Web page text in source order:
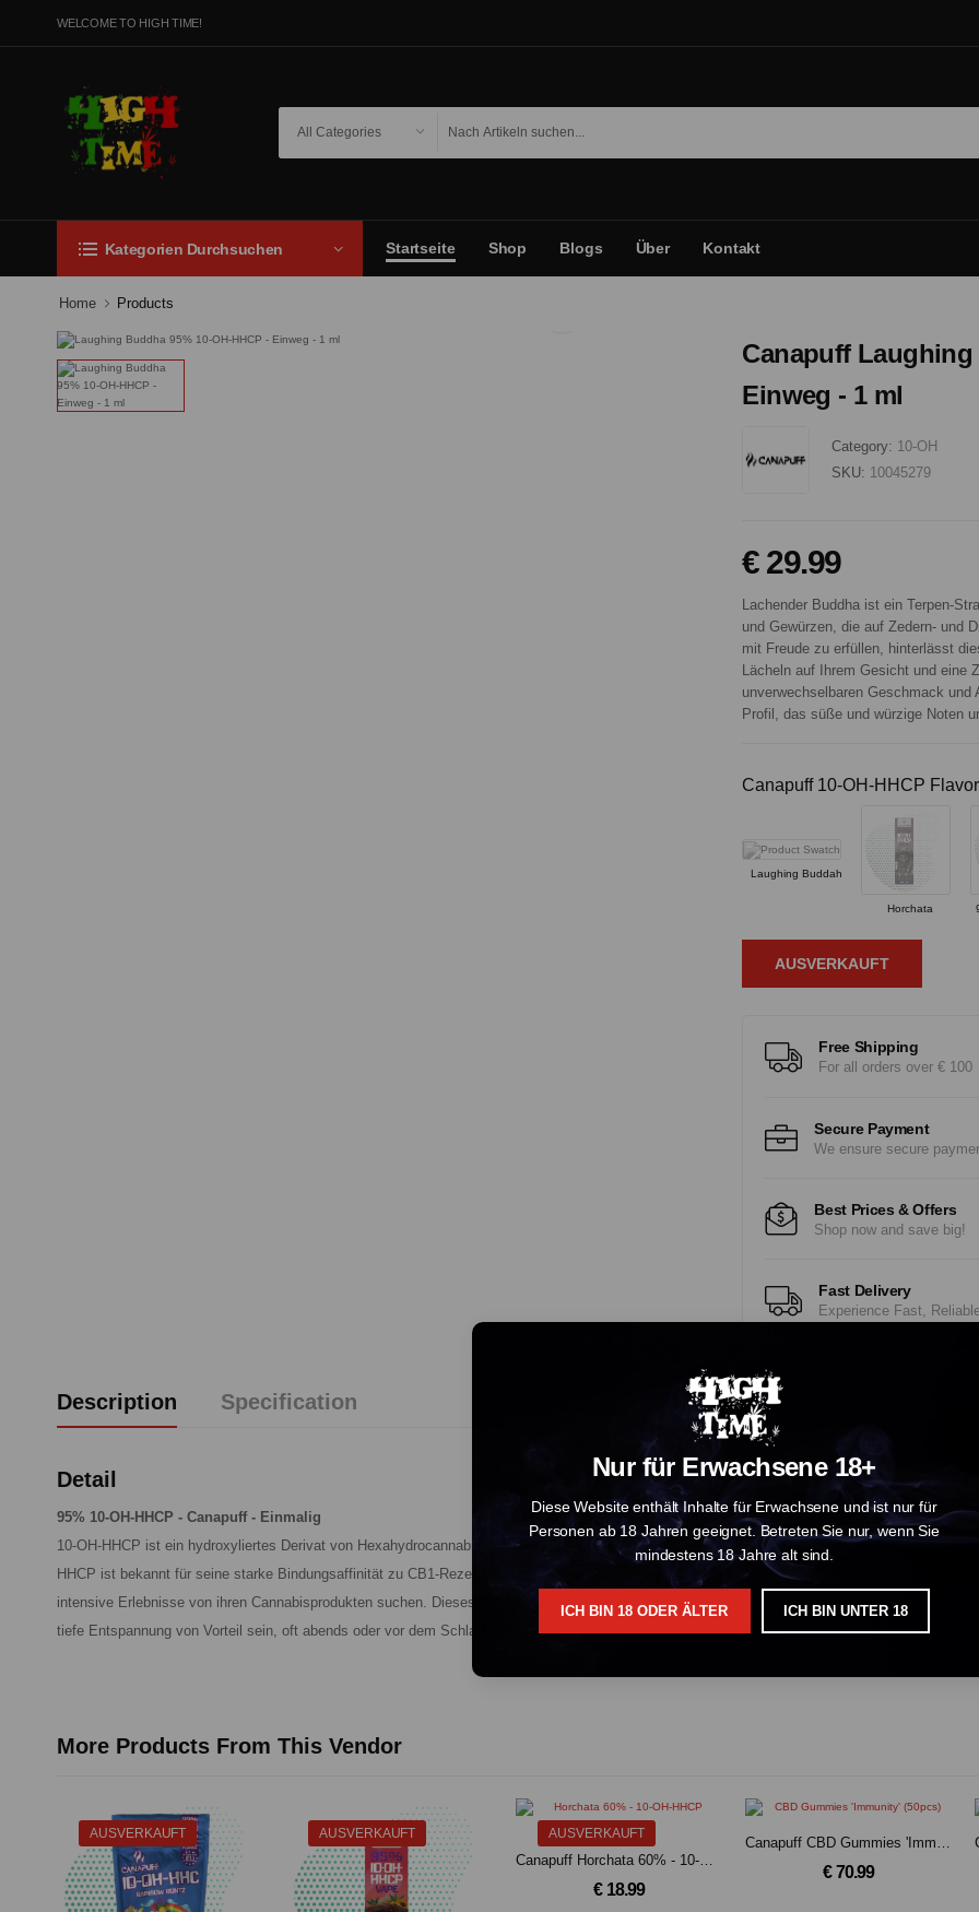
Nur für Erwachsene 18+
Diese Website enthält Inhalte für Erwachsene und ist nur für
Personen ab 18 Jahren geeignet. Betreten Sie nur, wenn Sie
mindestens 18 Jahre alt sind.
ICH BIN 18 ODER ÄLTER ICH BIN UNTER 18
WELCOME TO HIGH TIME!
Kategorien Durchsuchen Startseite Shop Blogs Über Kontakt
Home Products
Canapuff Laughing
Einweg - 1 ml
Category: 10-OH
SKU: 10045279
€ 29.99
Lachender Buddha ist ein Terpen-
und Gewürzen, die auf Zedern- und
mit Freude zu erfüllen, hinterlässt
Lächeln auf Ihrem Gesicht und eine
unverwechselbaren Geschmack
Profil, das süße und würzige Noten
Canapuff 10-OH-HHCP
Laughing Buddah
Horchata
AUSVERKAUFT
Free Shipping
For all orders over € 100
Secure Payment
We ensure secure
Best Prices & Offers
Shop now and save big!
Fast Delivery
Experience Fast,
Description Specification
Detail
95% 10-OH-HHCP - Canapuff - Einmalig
10-OH-HHCP ist ein hydroxyliertes Derivat von Hexahydrocannabiniforol (HHCP). Das Hinzufügen einer Hydroxylgruppe zur Struktur von HHCP
HHCP ist bekannt für seine starke Bindungsaffinität zu CB1-Rezeptoren, was zu ausgeprägteren euphorischen und entspannenden Wirkungen
intensive Erlebnisse von ihren Cannabisprodukten suchen. Dieses Cannabinoid bietet eine stärkere Wirkung, ideal für Benutzer, die nach
tiefe Entspannung von Vorteil sein, oft abends oder vor dem Schlafengehen bevorzugt.
More Products From This Vendor
AUSVERKAUFT AUSVERKAUFT AUSVERKAUFT
€ 18.99
€ 70.99